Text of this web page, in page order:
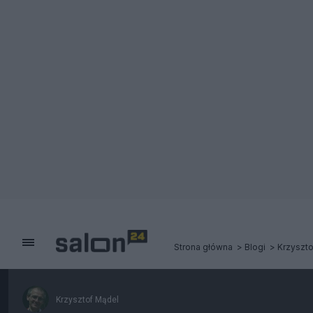
Strona główna Blogi
Krzysztof Mądel